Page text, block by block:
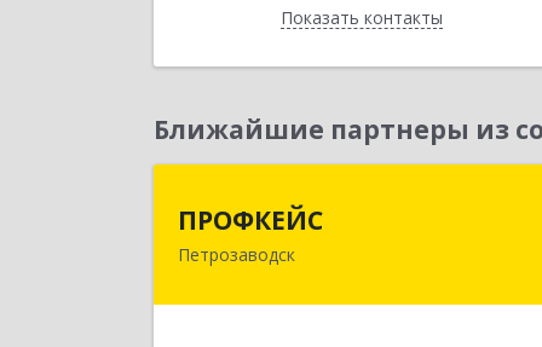
Показать контакты
Назад
Ближайшие партнеры из
ПРОФКЕЙС
Петрозаводск
185035, Карелия Респ, Петрозаводск г,